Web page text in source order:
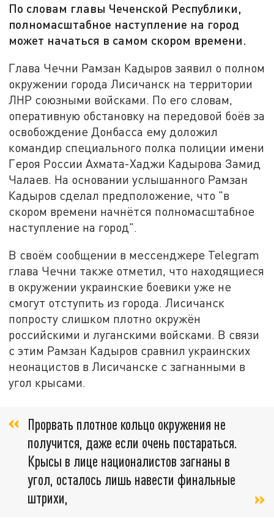
По словам главы Чеченской Республики,
полномасштабное наступление на город
может начаться в самом скором времени.
Глава Чечни Рамзан Кадыров заявил о полном
окружении города Лисичанск на территории
ЛНР союзными войсками. По его словам,
оперативную обстановку на передовой боёв за
освобождение Донбасса ему доложил
командир специального полка полиции имени
Героя России Ахмата-Хаджи Кадырова Замид
Чалаев. На основании услышанного Рамзан
Кадыров сделал предположение, что "в
скором времени начнётся полномасштабное
наступление на город".
В своём сообщении в мессенджере Telegram
глава Чечни также отметил, что находящиеся
в окружении украинские боевики уже не
смогут отступить из города. Лисичанск
попросту слишком плотно окружён
российскими и луганскими войсками. В связи
с этим Рамзан Кадыров сравнил украинских
неонацистов в Лисичанске с загнанными в
угол крысами.
Прорвать плотное кольцо окружения не
получится, даже если очень постараться.
Крысы в лице националистов загнаны в
угол, осталось лишь навести финальные
штрихи,